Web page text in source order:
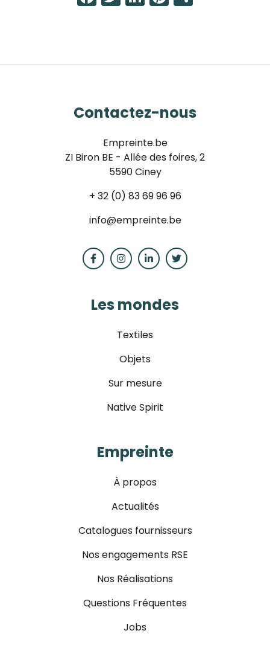
Contactez-nous
Empreinte.be
ZI Biron BE - Allée des foires, 2
5590 Ciney
+ 32 (0) 83 69 96 96
info@empreinte.be
Les mondes
Textiles
Objets
Sur mesure
Native Spirit
Empreinte
À propos
Actualités
Catalogues fournisseurs
Nos engagements RSE
Nos Réalisations
Questions Fréquentes
Jobs